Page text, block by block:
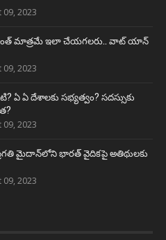
09, 2023
మాత్రమే ఇలా చేయగలరు.. వాట్ యాన్
09, 2023
ఏ ఏ దేశాలకు సభ్యత్వం? సదస్సుకు
09, 2023
ప్రగతి మైదాన్‌లోని భారత్ వైదికపై అతిథులకు
09, 2023